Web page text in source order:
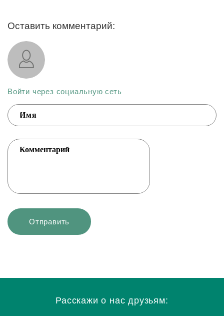
Оставить комментарий:
Войти через социальную сеть
Расскажи о нас друзьям: